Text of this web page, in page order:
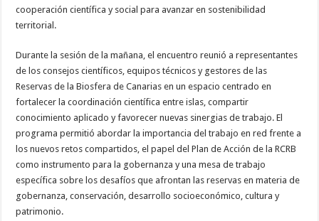
cooperación científica y social para avanzar en sostenibilidad
territorial.
Durante la sesión de la mañana, el encuentro reunió a representantes
de los consejos científicos, equipos técnicos y gestores de las
Reservas de la Biosfera de Canarias en un espacio centrado en
fortalecer la coordinación científica entre islas, compartir
conocimiento aplicado y favorecer nuevas sinergias de trabajo. El
programa permitió abordar la importancia del trabajo en red frente a
los nuevos retos compartidos, el papel del Plan de Acción de la RCRB
como instrumento para la gobernanza y una mesa de trabajo
específica sobre los desafíos que afrontan las reservas en materia de
gobernanza, conservación, desarrollo socioeconómico, cultura y
patrimonio.